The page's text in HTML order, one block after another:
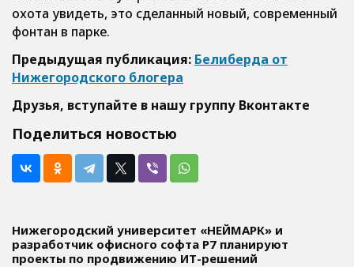
охота увидеть, это сделанный новый, современный
фонтан в парке.
Предыдущая публикация: Белиберда от
Нижегородского блогера
Друзья, вступайте в нашу группу Вконтакте
Поделиться новостью
Нижегородский университет «НЕЙМАРК» и
разработчик офисного софта P7 планируют
проекты по продвижению ИТ-решений